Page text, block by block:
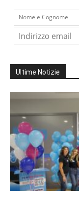
Ultime Notizie